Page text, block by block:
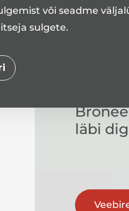
või seadme
sulgete.
läbi